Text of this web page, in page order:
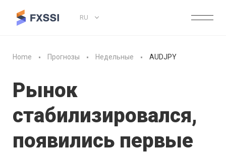
RU
Home Прогнозы Недельные AUDJPY
Рынок
стабилизировался,
появились первые